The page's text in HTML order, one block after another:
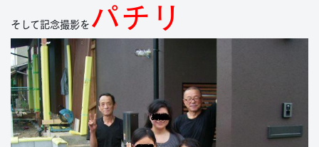
そして記念撮影を パチリ